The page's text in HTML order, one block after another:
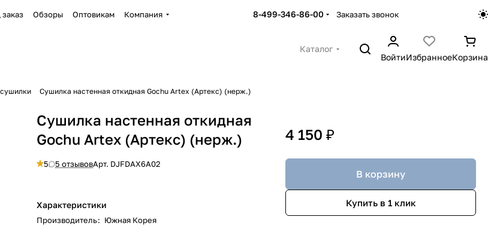
Обзоры Оптовикам Компания 8-499-346-86-00 Заказать звонок
Каталог
ВойтиИзбранноеКорзина
Сушилка настенная откидная Gochu Artex (Артекс) (нерж.)
Сушилка настенная откидная
Gochu Artex (Артекс) (нерж.)
5 5 отзывовАрт. DJFDAX6A02
Характеристики
Производитель: Южная Корея
4 150 ₽
В корзину
Купить в 1 клик